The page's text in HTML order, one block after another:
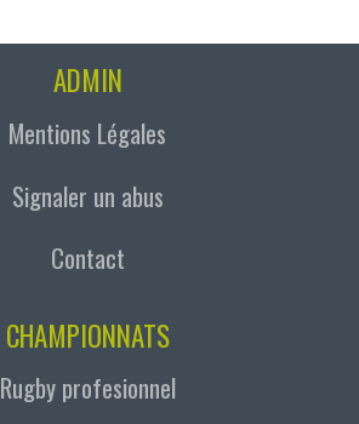
ADMIN
Mentions Légales
Signaler un abus
Contact
CHAMPIONNATS
Rugby profesionnel